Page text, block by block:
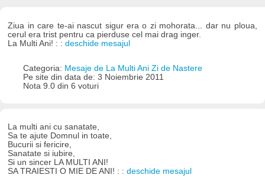
Ziua in care te-ai nascut sigur era o zi mohorata... dar nu ploua,
cerul era trist pentru ca pierduse cel mai drag inger.
La Multi Ani! : :deschide mesajul
Categoria: Mesaje de La Multi Ani Zi de Nastere
Pe site din data de: 3 Noiembrie 2011
Nota 9.0 din 6 voturi
La multi ani cu sanatate,
Sa te ajute Domnul in toate,
Bucurii si fericire,
Sanatate si iubire,
Si un sincer LA MULTI ANI!
SA TRAIESTI O MIE DE ANI! : :deschide mesajul